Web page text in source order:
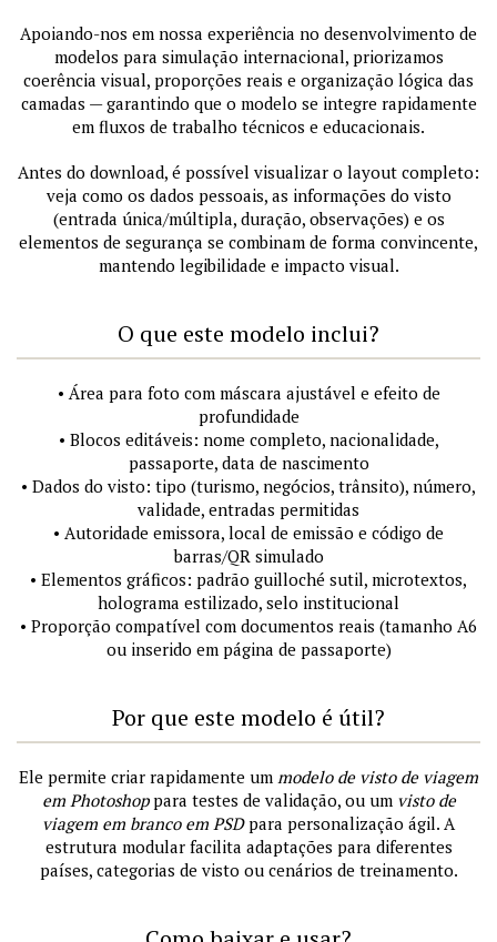
Apoiando-nos em nossa experiência no desenvolvimento de
modelos para simulação internacional, priorizamos
coerência visual, proporções reais e organização lógica das
camadas — garantindo que o modelo se integre rapidamente
em fluxos de trabalho técnicos e educacionais.
Antes do download, é possível visualizar o layout completo:
veja como os dados pessoais, as informações do visto
(entrada única/múltipla, duração, observações) e os
elementos de segurança se combinam de forma convincente,
mantendo legibilidade e impacto visual.
O que este modelo inclui?
• Área para foto com máscara ajustável e efeito de
profundidade
• Blocos editáveis: nome completo, nacionalidade,
passaporte, data de nascimento
• Dados do visto: tipo (turismo, negócios, trânsito), número,
validade, entradas permitidas
• Autoridade emissora, local de emissão e código de
barras/QR simulado
• Elementos gráficos: padrão guilloché sutil, microtextos,
holograma estilizado, selo institucional
• Proporção compatível com documentos reais (tamanho A6
ou inserido em página de passaporte)
Por que este modelo é útil?
Ele permite criar rapidamente um modelo de visto de viagem
em Photoshoppara testes de validação, ou um visto de
viagem em branco em PSDpara personalização ágil. A
estrutura modular facilita adaptações para diferentes
países, categorias de visto ou cenários de treinamento.